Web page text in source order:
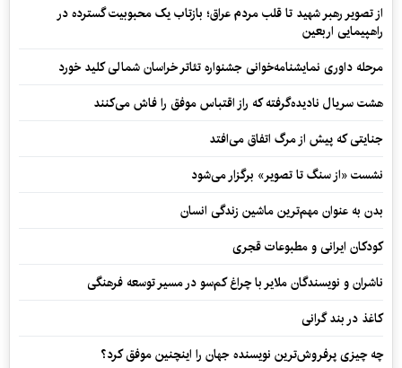
از تصویر رهبر شهید تا قلب مردم عراق؛ بازتاب یک محبوبیت گسترده در
راهپیمایی اربعین
مرحله داوری نمایشنامه‌خوانی جشنواره تئاتر خراسان شمالی کلید خورد
هشت سریال نادیده‌گرفته که راز اقتباس موفق را فاش می‌کنند
جنایتی که پیش از مرگ اتفاق می‌افتد
نشست «از سنگ تا تصویر» برگزار می‌شود
بدن به عنوان مهم‌ترین ماشین زندگی انسان
کودکان ایرانی و مطبوعات قجری
ناشران و نویسندگان ملایر با چراغ کم‌سو در مسیر توسعه فرهنگی
کاغذ در بند گرانی
چه چیزی پرفروش‌ترین نویسنده جهان را اینچنین موفق کرد؟